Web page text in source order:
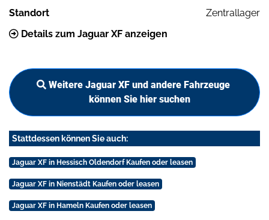
Standort
Zentrallager
Details zum Jaguar XF anzeigen
Weitere Jaguar XF und andere Fahrzeuge
können Sie hier suchen
Stattdessen können Sie auch:
Jaguar XF in Hessisch Oldendorf Kaufen oder leasen
Jaguar XF in Nienstädt Kaufen oder leasen
Jaguar XF in Hameln Kaufen oder leasen